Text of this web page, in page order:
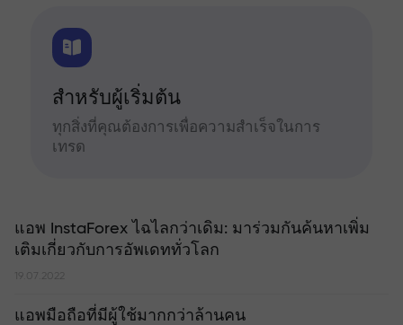
สำหรับผู้เริ่มต้น
ทุกสิ่งที่คุณต้องการเพื่อความสำเร็จในการ
เทรด
แอพ InstaForex ไฉไลกว่าเดิม: มาร่วมกันค้นหาเพิ่ม
เติมเกี่ยวกับการอัพเดททั่วโลก
19.07.2022
แอพมือถือที่มีผู้ใช้มากกว่าล้านคน